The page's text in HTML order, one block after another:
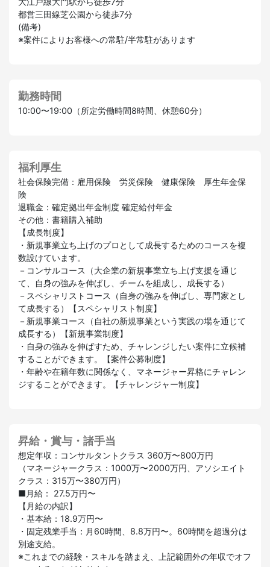
都営三田線芝公園から徒歩7分
(備考)
※案件によりお客様への常駐/半常駐があります
勤務時間
10:00〜19:00（所定労働時間8時間、休憩60分）
福利厚生
社会保険完備：雇用保険 労災保険 健康保険 厚生年金保
険
退職金：確定拠出年金制度 確定給付年金
その他：書籍購入補助
【成長制度】
・新規事業立ち上げのプロとして成長するためのコースを複
数設けています。
－コンサルコース（大企業の新規事業立ち上げ支援を通じ
て、自身の強みを伸ばし、チームを組成し、成長する）
－スペシャリストコース（自身の強みを伸ばし、専門家とし
て成長する）【スペシャリスト制度】
－新規事業コース（自社の新規事業という実践の場を通じて
成長する）【新規事業制度】
・自身の強みを伸ばすため、チャレンジしたい案件に立候補
することができます。【案件公募制度】
・年齢や在籍年数に関係なく、マネージャー昇格にチャレン
ジすることができます。【チャレンジャー制度】
昇給・賞与・諸手当
想定年収：コンサルタントクラス 360万〜800万円
（マネージャークラス：1000万〜2000万円、アソシエイト
クラス：315万〜380万円）
■月給： 27.5万円〜
【月給の内訳】
・基本給：18.9万円〜
・固定残業手当：月60時間、8.8万円〜。60時間を超過分は
別途支給。
※これまでの経験・スキルを踏まえ、上記範囲外の年収でオフ